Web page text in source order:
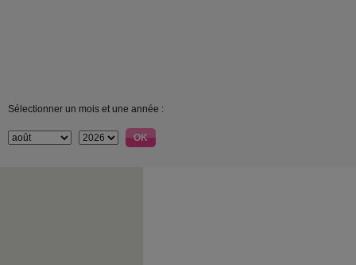
Sélectionner un mois et une année :